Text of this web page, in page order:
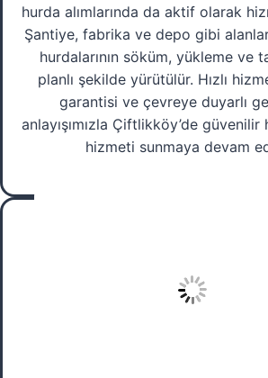
hurda alımlarında da aktif olarak
Şantiye, fabrika ve depo gibi
hurdalarının söküm, yükleme ve
planlı şekilde yürütülür. Hızlı
garantisi ve çevreye duyarlı
anlayışımızla Çiftlikköy’de güvenilir
hizmeti sunmaya devam